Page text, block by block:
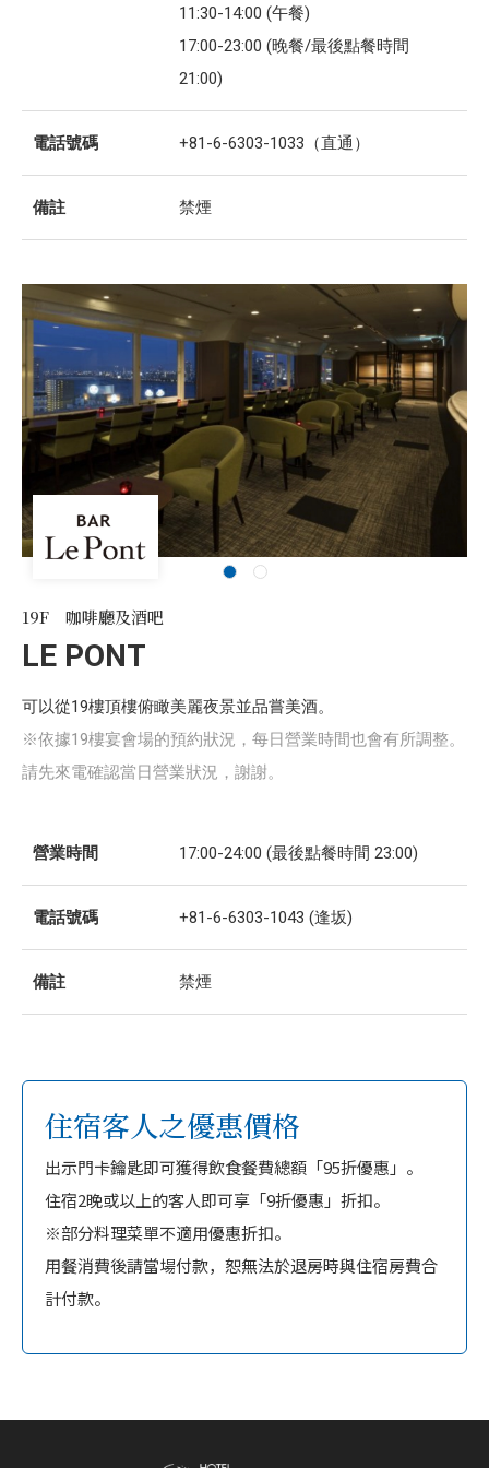
11:30-14:00 (午餐)
17:00-23:00 (晚餐/最後點餐時間
21:00)
電話號碼 +81-6-6303-1033（直通）
備註 禁煙
19F 咖啡廳及酒吧
LE PONT
可以從19樓頂樓俯瞰美麗夜景並品嘗美酒。
※依據19樓宴會場的預約狀況，每日營業時間也會有所調整。
請先來電確認當日營業狀況，謝謝。
營業時間 17:00-24:00 (最後點餐時間 23:00)
電話號碼 +81-6-6303-1043 (逢坂)
備註 禁煙
住宿客人之優惠價格
出示門卡鑰匙即可獲得飲食餐費總額「95折優惠」。
住宿2晚或以上的客人即可享「9折優惠」折扣。
※部分料理菜單不適用優惠折扣。
用餐消費後請當場付款，恕無法於退房時與住宿房費合
計付款。